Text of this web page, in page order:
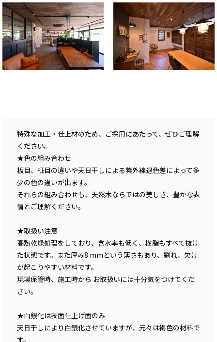
特殊な加工・仕上材のため、ご採用にあたって、ぜひご理解
ください。
★色の組み合わせ
板目、柾目の違いや天日干しによる紫外線退色差によって多
少の色の違いが出ます。
それらの組み合わせも、天然木ならではの美しさ、豊かな表
情とご理解ください。
★取扱い注意
高熱乾燥処理をしており、含水率も低く、樹脂もすべて抜け
た状態です。また厚み8 mmという薄さもあり、割れ、欠け
が起こりやすい材料です。
現場保管時、施工時から お取扱いには十分気をつけてくだ
さい。
★白銀化は表面仕上げ面のみ
天日干しにより白銀化させていますが、元々は褐色の材料で
す。